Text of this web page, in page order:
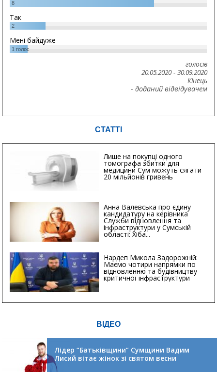
8
Так
2
Мені байдуже
1 голос
голосів
20.05.2020- 30.09.2020
Кінець
- доданий відвідувачем
СТАТТІ
Лише на покупці одного
томографа збитки для
медицини Сум можуть сягати
20 мільйонів гривень
Анна Валевська про єдину
кандидатуру на керівника
Служби відновлення та
інфраструктури у Сумській
області: Хіба...
Нардеп Микола Задорожній:
Маємо чотири напрямки по
відновленню та будівництву
критичної інфраструктури
ВІДЕО
Лідер “Батьківщини” Сумщини Вадим
Лисий вітає жінок зі святом весни